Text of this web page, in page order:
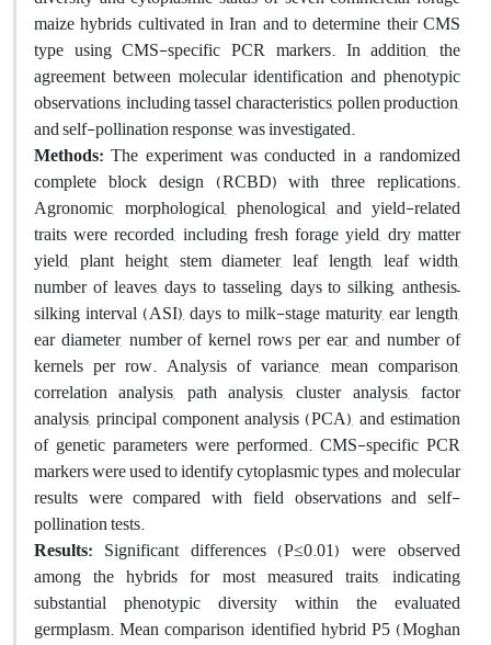
maize hybrids cultivated in Iran and to determine their CMS
type using CMS-specific PCR markers. In addition, the
agreement between molecular identification and phenotypic
observations, including tassel characteristics, pollen production,
and self-pollination response, was investigated.
Methods: The experiment was conducted in a randomized
complete block design (RCBD) with three replications.
Agronomic, morphological, phenological, and yield-related
traits were recorded, including fresh forage yield, dry matter
yield, plant height, stem diameter, leaf length, leaf width,
number of leaves, days to tasseling, days to silking, anthesis–
silking interval (ASI), days to milk-stage maturity, ear length,
ear diameter, number of kernel rows per ear, and number of
kernels per row. Analysis of variance, mean comparison,
correlation analysis, path analysis, cluster analysis, factor
analysis, principal component analysis (PCA), and estimation
of genetic parameters were performed. CMS-specific PCR
markers were used to identify cytoplasmic types, and molecular
results were compared with field observations and self-
pollination tests.
Results: Significant differences (P≤0.01) were observed
among the hybrids for most measured traits, indicating
substantial phenotypic diversity within the evaluated
germplasm. Mean comparison identified hybrid P5 (Moghan